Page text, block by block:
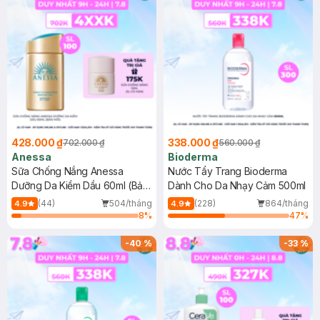
428.000 ₫702.000 ₫
Anessa
Sữa Chống Nắng Anessa
Dưỡng Da Kiềm Dầu 60ml (Bản
Mới)
4.9 (44)
504/tháng
8%
338.000 ₫560.000 ₫
Bioderma
Nước Tẩy Trang Bioderma
Dành Cho Da Nhạy Cảm 500ml
4.9 (228)
864/tháng
47%
-40% -33%